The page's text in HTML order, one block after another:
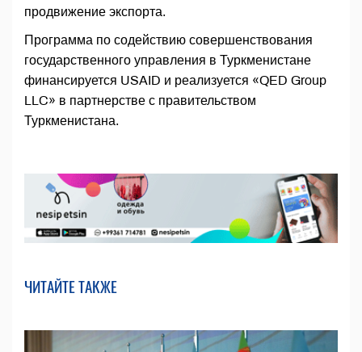
продвижение экспорта.
Программа по содействию совершенствования
государственного управления в Туркменистане
финансируется USAID и реализуется «QED Group
LLC» в партнерстве с правительством
Туркменистана.
ЧИТАЙТЕ ТАКЖЕ